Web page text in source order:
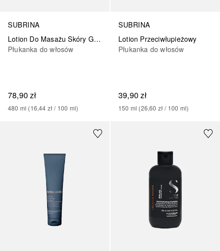
SUBRINA
Lotion Do Masażu Skóry Głowy
Płukanka do włosów
78,90 zł
480 ml (16,44 zł / 100 ml)
SUBRINA
Lotion Przeciwłupieżowy
Płukanka do włosów
39,90 zł
150 ml (26,60 zł / 100 ml)